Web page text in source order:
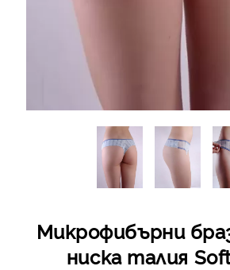
Микрофибърни
ниска талия